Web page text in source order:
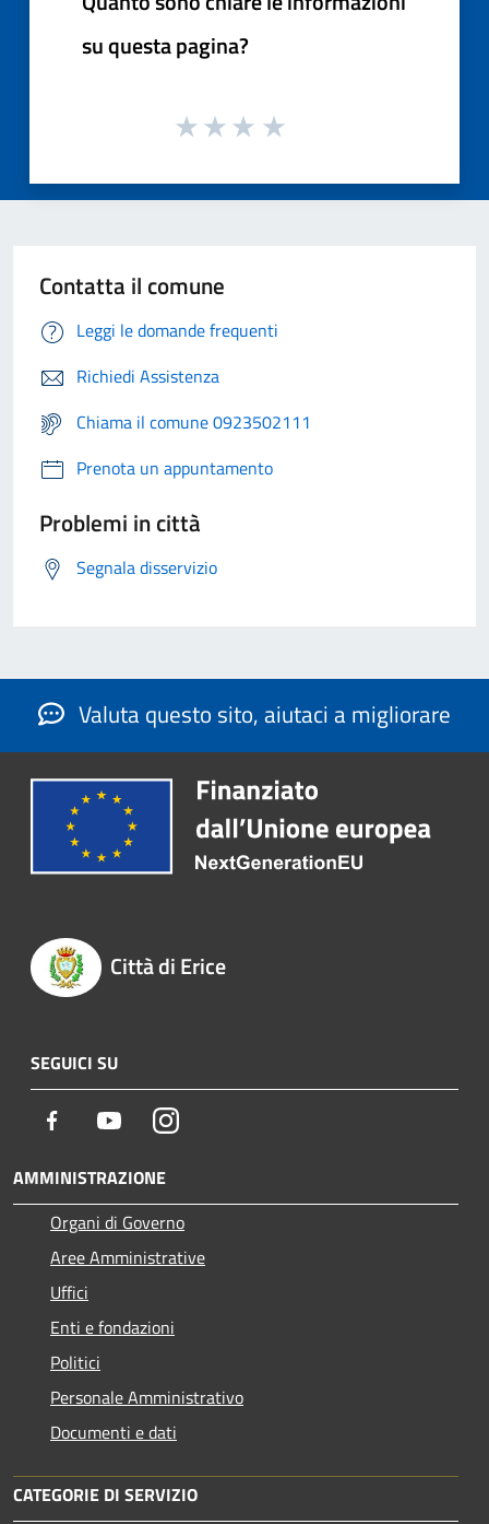
su questa pagina?
Contatta il comune
Leggi le domande frequenti
Richiedi Assistenza
Chiama il comune 0923502111
Prenota un appuntamento
Problemi in città
Segnala disservizio
Valuta questo sito, aiutaci a migliorare
Città di Erice
SEGUICI SU
Facebook YoutubeInstagram
AMMINISTRAZIONE
Organi di Governo
Aree Amministrative
Uffici
Enti e fondazioni
Politici
Personale Amministrativo
Documenti e dati
CATEGORIE DI SERVIZIO